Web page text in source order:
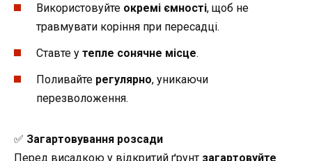
Використовуйте окремі ємності, щоб не
травмувати коріння при пересадці.
Ставте у тепле сонячне місце.
Поливайте регулярно, уникаючи
перезволоження.
✅ Загартовування розсади
Перед висадкою у відкритий ґрунт загартовуйте